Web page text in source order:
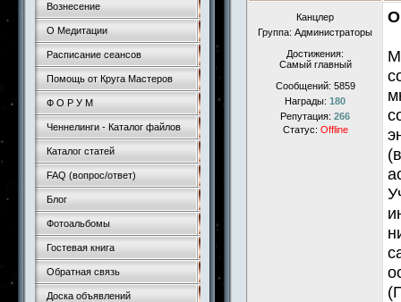
Вознесение
О Медитации
Расписание сеансов
Помощь от Круга Мастеров
Ф О Р У М
Ченнелинги - Каталог файлов
Каталог статей
FAQ (вопрос/ответ)
Блог
Фотоальбомы
Гостевая книга
Обратная связь
Доска объявлений
Канцлер
Группа: Администраторы
Достижения:
Самый главный
Сообщений: 5859
Награды: 180
Репутация: 266
Статус: Offline
О